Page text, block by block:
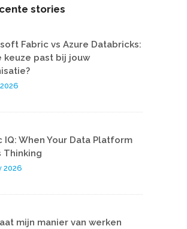
stories
Fabric vs Azure Databricks:
keuze past bij jouw
IQ: When Your Data Platform
Thinking
2026
mijn manier van werken